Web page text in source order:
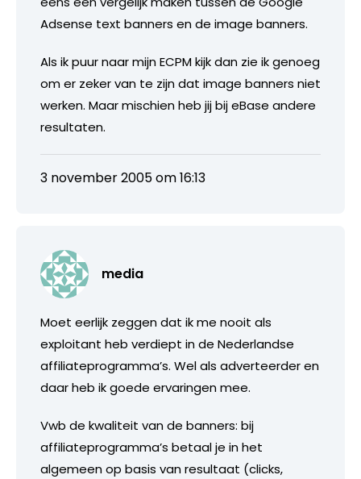
Adsense text banners en de image banners.
Als ik puur naar mijn ECPM kijk dan zie ik genoeg
om er zeker van te zijn dat image banners niet
werken. Maar mischien heb jij bij eBase andere
resultaten.
3 november 2005 om 16:13
media
Moet eerlijk zeggen dat ik me nooit als
exploitant heb verdiept in de Nederlandse
affiliateprogramma’s. Wel als adverteerder en
daar heb ik goede ervaringen mee.
Vwb de kwaliteit van de banners: bij
affiliateprogramma’s betaal je in het
algemeen op basis van resultaat (clicks,